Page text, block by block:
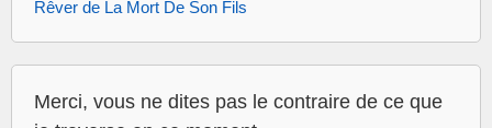
Rêver de La Mort De Son Fils
Merci, vous ne dites pas le contraire de ce que